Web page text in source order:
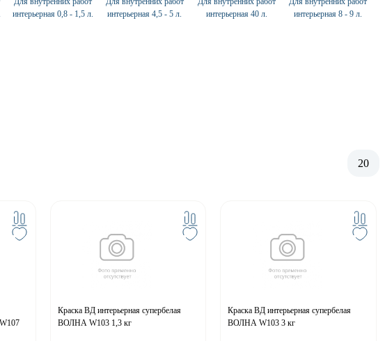
интерьерная 0,8 - 1,5 л.
интерьерная 4,5 - 5 л.
интерьерная 40 л.
интерьерная 8 - 9 л.
20
Краска ВД интерьерная супербелая
ВОЛНА W103 1,3 кг
Краска ВД интерьерная супербелая
ВОЛНА W103 3 кг